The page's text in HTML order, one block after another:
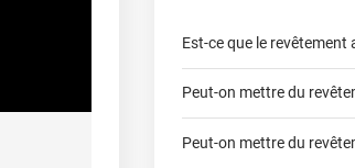
Est-ce que le revêtement
Peut-on mettre du
Peut-on mettre du